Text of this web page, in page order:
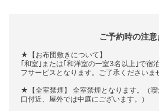
ご予約時の注意
★【お布団敷きについて】
｢和室｣または｢和洋室の一室3名以上｣で宿
フサービスとなります。ご了承くださいま
★【全室禁煙】 全室禁煙となります。（喫
口付近、屋外では中庭にございます。）